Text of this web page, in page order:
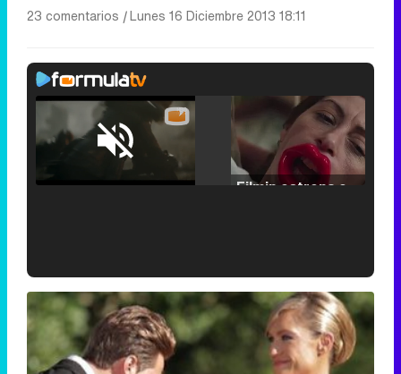
23 comentarios |Lunes 16 Diciembre 2013 18:11
Unmute /
'120 Minutos' celebra sus 2.000 programas en Telemadrid con un vídeo del día a día en la redacción